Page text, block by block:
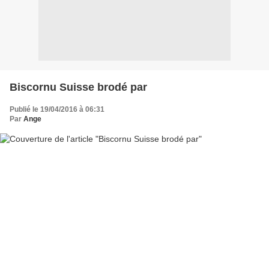
Biscornu Suisse brodé par
Publié le 19/04/2016 à 06:31
Par Ange